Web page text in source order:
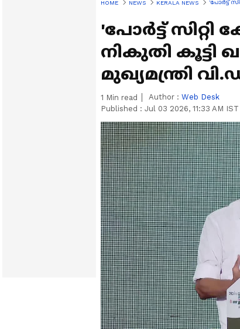
HOME NEWS KERALA NEWS 'പോർട്ട്
'പോർട്ട് സിറ്റി
നികുതി കൂട്ടി
മുഖ്യമന്ത്രി
1 Min read Author : Web Desk
Published : Jul 03 2026, 11:33 AM IST